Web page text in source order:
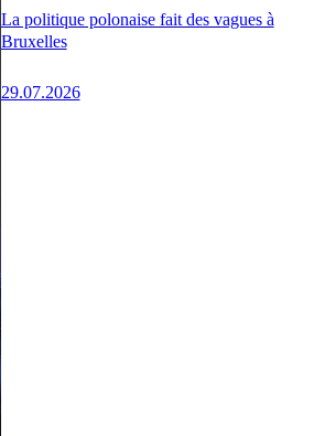
La politique polonaise fait des vagues à
Bruxelles
29.07.2026